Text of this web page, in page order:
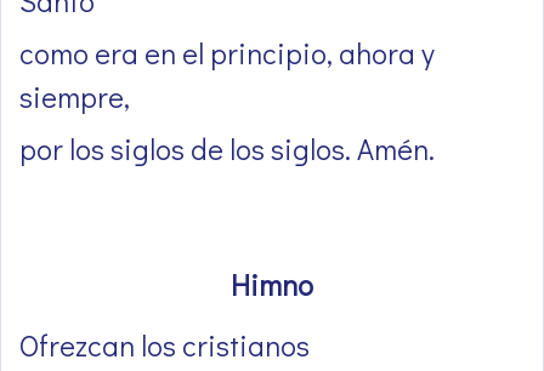
como era en el principio, ahora y
siempre,
por los siglos de los siglos. Amén.
Himno
Ofrezcan los cristianos